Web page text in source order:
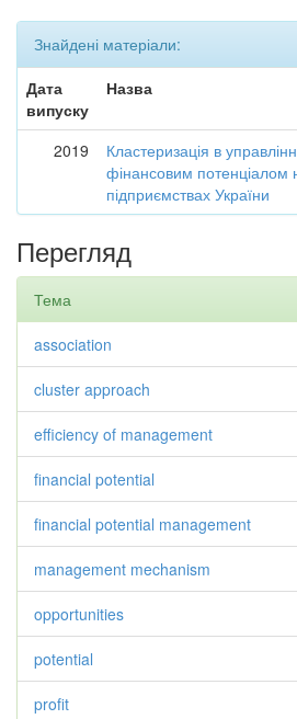
Знайдені матеріали:
Дата
випуску
Назва
2019
Кластеризація в
фінансовим потенціалом
підприємствах України
Перегляд
Тема
association
cluster approach
efficiency of management
financial potential
financial potential management
management mechanism
opportunities
potential
profit